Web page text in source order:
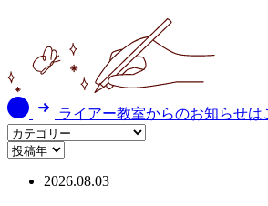
ライアー教室からのお知らせは
2026.08.03